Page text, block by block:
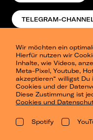
Wir möchten ein
Hierfür nutzen wir
Inhalte, wie Videos,
Meta-Pixel, Youtube,
akzeptieren“ willigst
Cookies und der
Diese Zustimmung ist
Cookies und
Spotify
TELEGRAM-
Presse
Berlin
Dresden
Leipzig
Konzertsommer